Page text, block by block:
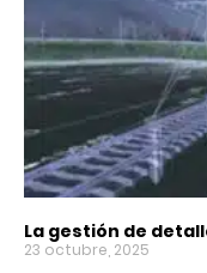
La gestión de
23 octubre, 2025